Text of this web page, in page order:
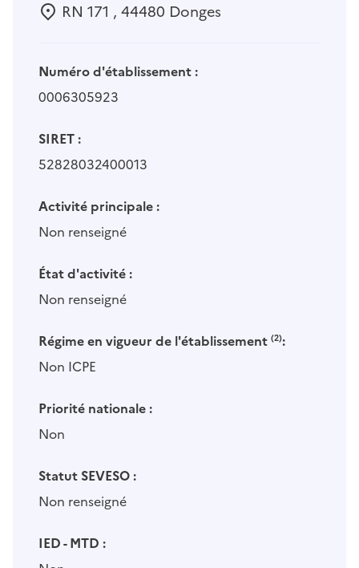
RN 171 , 44480 Donges
Numéro d'établissement :
0006305923
SIRET :
52828032400013
Activité principale :
Non renseigné
État d'activité :
Non renseigné
Régime en vigueur de l'établissement (2):
Non ICPE
Priorité nationale :
Non
Statut SEVESO :
Non renseigné
IED - MTD :